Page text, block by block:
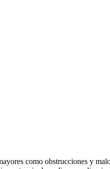
como obstrucciones y